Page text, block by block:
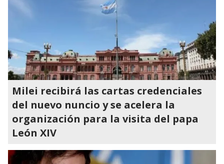
Milei recibirá las cartas credenciales
del nuevo nuncio y se acelera la
organización para la visita del papa
León XIV